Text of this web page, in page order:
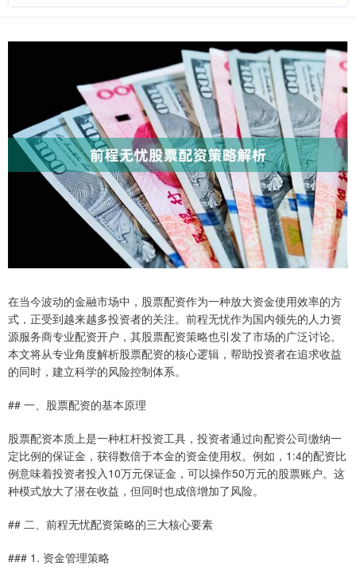
在当今波动的金融市场中，股票配资作为一种放大资金使用效率的方
式，正受到越来越多投资者的关注。前程无忧作为国内领先的人力资
源服务商专业配资开户，其股票配资策略也引发了市场的广泛讨论。
本文将从专业角度解析股票配资的核心逻辑，帮助投资者在追求收益
的同时，建立科学的风险控制体系。
## 一、股票配资的基本原理
股票配资本质上是一种杠杆投资工具，投资者通过向配资公司缴纳一
定比例的保证金，获得数倍于本金的资金使用权。例如，1:4的配资比
例意味着投资者投入10万元保证金，可以操作50万元的股票账户。这
种模式放大了潜在收益，但同时也成倍增加了风险。
## 二、前程无忧配资策略的三大核心要素
### 1. 资金管理策略